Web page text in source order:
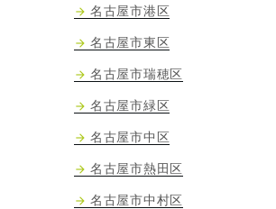
名古屋市港区
名古屋市東区
名古屋市瑞穂区
名古屋市緑区
名古屋市中区
名古屋市熱田区
名古屋市中村区